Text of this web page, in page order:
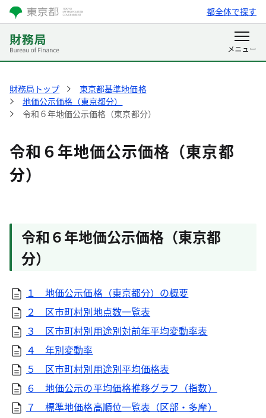
都全体で探す
財務局トップ
東京都基準地価格
地価公示価格（東京都分）
令和６年地価公示価格（東京都分）
令和６年地価公示価格（東京都
分）
令和６年地価公示価格（東京都
分）
１ 地価公示価格（東京都分）の概要
２ 区市町村別地点数一覧表
３ 区市町村別用途別対前年平均変動率表
４ 年別変動率
５ 区市町村別用途別平均価格表
６ 地価公示の平均価格推移グラフ（指数）
７ 標準地価格高順位一覧表（区部・多摩）